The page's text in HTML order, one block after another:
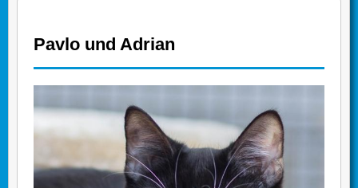
Pavlo und Adrian